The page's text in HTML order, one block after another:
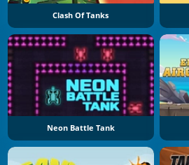
Clash Of Tanks
Neon Battle Tank